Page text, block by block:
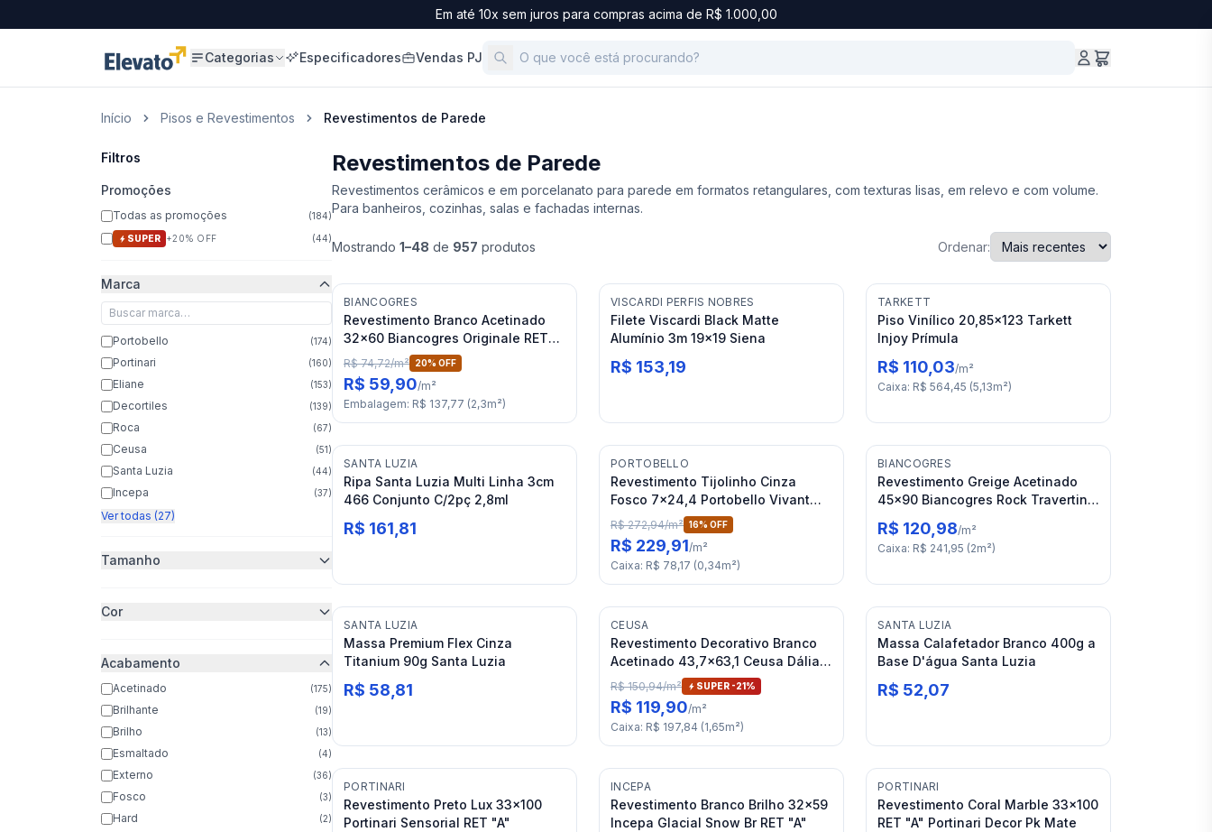
Em até 10x sem juros para compras acima de R$ 1.000,00
Categorias Especificadores Vendas PJ
Início Pisos e Revestimentos Revestimentos de Parede
Filtros
Promoções
Todas as promoções (184)
SUPER +20% OFF (44)
Marca
Portobello (174)
Portinari (160)
Eliane (153)
Decortiles (139)
Roca (67)
Ceusa (51)
Santa Luzia (44)
Incepa (37)
Ver todas (27)
Tamanho
Cor
Acabamento
Acetinado (175)
Brilhante (19)
Brilho (13)
Esmaltado (4)
Externo (36)
Fosco (3)
Hard (2)
Revestimentos de Parede
Revestimentos cerâmicos e em porcelanato para parede em formatos retangulares, com texturas lisas, em relevo e com volume.
Para banheiros, cozinhas, salas e fachadas internas.
Mostrando 1–48 de 957 produtos Ordenar:
BIANCOGRES
Revestimento Branco Acetinado
32x60 Biancogres Originale RET
"A"
R$ 74,72/m² 20% OFF
R$ 59,90/m²
Embalagem: R$ 137,77 (2,3m²)
VISCARDI PERFIS NOBRES
Filete Viscardi Black Matte
Alumínio 3m 19x19 Siena
R$ 153,19
TARKETT
Piso Vinílico 20,85x123 Tarkett
Injoy Prímula
R$ 110,03/m²
Caixa: R$ 564,45 (5,13m²)
SANTA LUZIA
Ripa Santa Luzia Multi Linha 3cm
466 Conjunto C/2pç 2,8ml
R$ 161,81
PORTOBELLO
Revestimento Tijolinho Cinza
Fosco 7x24,4 Portobello Vivant
Ligne Sauge Mate Bold "A"
R$ 272,94/m² 16% OFF
R$ 229,91/m²
Caixa: R$ 78,17 (0,34m²)
BIANCOGRES
Revestimento Greige Acetinado
45x90 Biancogres Rock Travertino
Reale RET "A"
R$ 120,98/m²
Caixa: R$ 241,95 (2m²)
SANTA LUZIA
Massa Premium Flex Cinza
Titanium 90g Santa Luzia
R$ 58,81
CEUSA
Revestimento Decorativo Branco
Acetinado 43,7x63,1 Ceusa Dália
RET "A"
R$ 150,94/m² SUPER -21%
R$ 119,90/m²
Caixa: R$ 197,84 (1,65m²)
SANTA LUZIA
Massa Calafetador Branco 400g a
Base D'água Santa Luzia
R$ 52,07
PORTINARI
Revestimento Preto Lux 33x100
Portinari Sensorial RET "A"
INCEPA
Revestimento Branco Brilho 32x59
Incepa Glacial Snow Br RET "A"
PORTINARI
Revestimento Coral Marble 33x100
RET "A" Portinari Decor Pk Mate